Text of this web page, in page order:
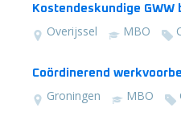
Kostendeskundige
Overijssel MBO
Coördinerend
Groningen MBO